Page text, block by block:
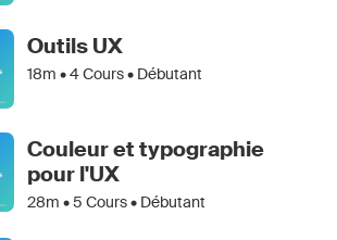
Outils UX
18m •4Cours • Débutant
Couleur et typographie
pour l'UX
28m •5 Cours • Débutant